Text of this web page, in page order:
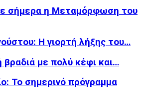
σήμερα η Μεταμόρφωση του
Η γιορτή λήξης του…
με πολύ κέφι και…
Το σημερινό πρόγραμμα